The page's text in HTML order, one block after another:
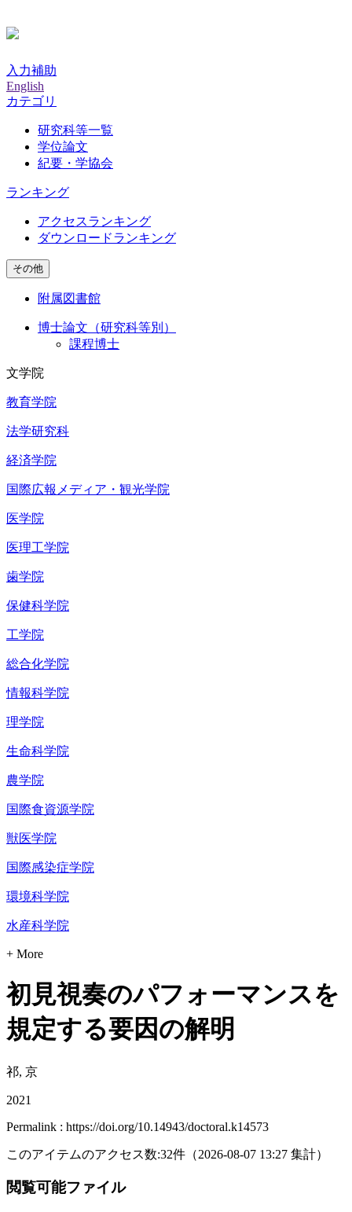
入力補助
English
カテゴリ
研究科等一覧
学位論文
紀要・学協会
ランキング
アクセスランキング
ダウンロードランキング
その他
附属図書館
博士論文（研究科等別）
課程博士
文学院
教育学院
法学研究科
経済学院
国際広報メディア・観光学院
医学院
医理工学院
歯学院
保健科学院
工学院
総合化学院
情報科学院
理学院
生命科学院
農学院
国際食資源学院
獣医学院
国際感染症学院
環境科学院
水産科学院
+ More
初見視奏のパフォーマンスを
規定する要因の解明
祁, 京
2021
Permalink : https://doi.org/10.14943/doctoral.k14573
このアイテムのアクセス数:32件 （2026-08-07 13:27 集計）
閲覧可能ファイル